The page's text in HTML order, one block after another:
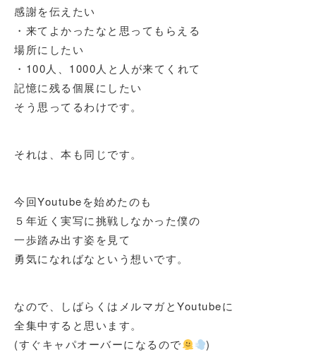
感謝を伝えたい
・来てよかったなと思ってもらえる
場所にしたい
・100人、1000人と人が来てくれて
記憶に残る個展にしたい
そう思ってるわけです。
それは、本も同じです。
今回Youtubeを始めたのも
５年近く実写に挑戦しなかった僕の
一歩踏み出す姿を見て
勇気になればなという想いです。
なので、しばらくはメルマガとYoutubeに
全集中すると思います。
(すぐキャパオーバーになるので
)